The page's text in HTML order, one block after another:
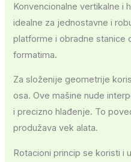
Konvencionalne vertikalne i
idealne za jednostavne i
platforme i obradne stanice
formatima.
Za složenije geometrije
osa. Ove mašine nude
i precizno hlađenje. To
produžava vek alata.
Rotacioni princip se koristi i